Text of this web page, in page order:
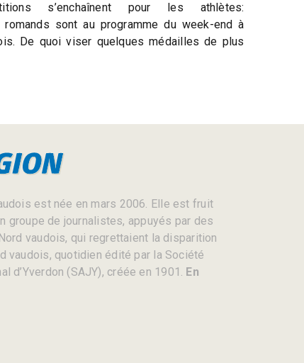
s’enchaînent pour les athlètes:
romands sont au programme du week-end à
De quoi viser quelques médailles de plus
est née en mars 2006. Elle est fruit
groupe de journalistes, appuyés par des
vaudois, qui regrettaient la disparition
vaudois, quotidien édité par la Société
d’Yverdon (SAJY), créée en 1901. En